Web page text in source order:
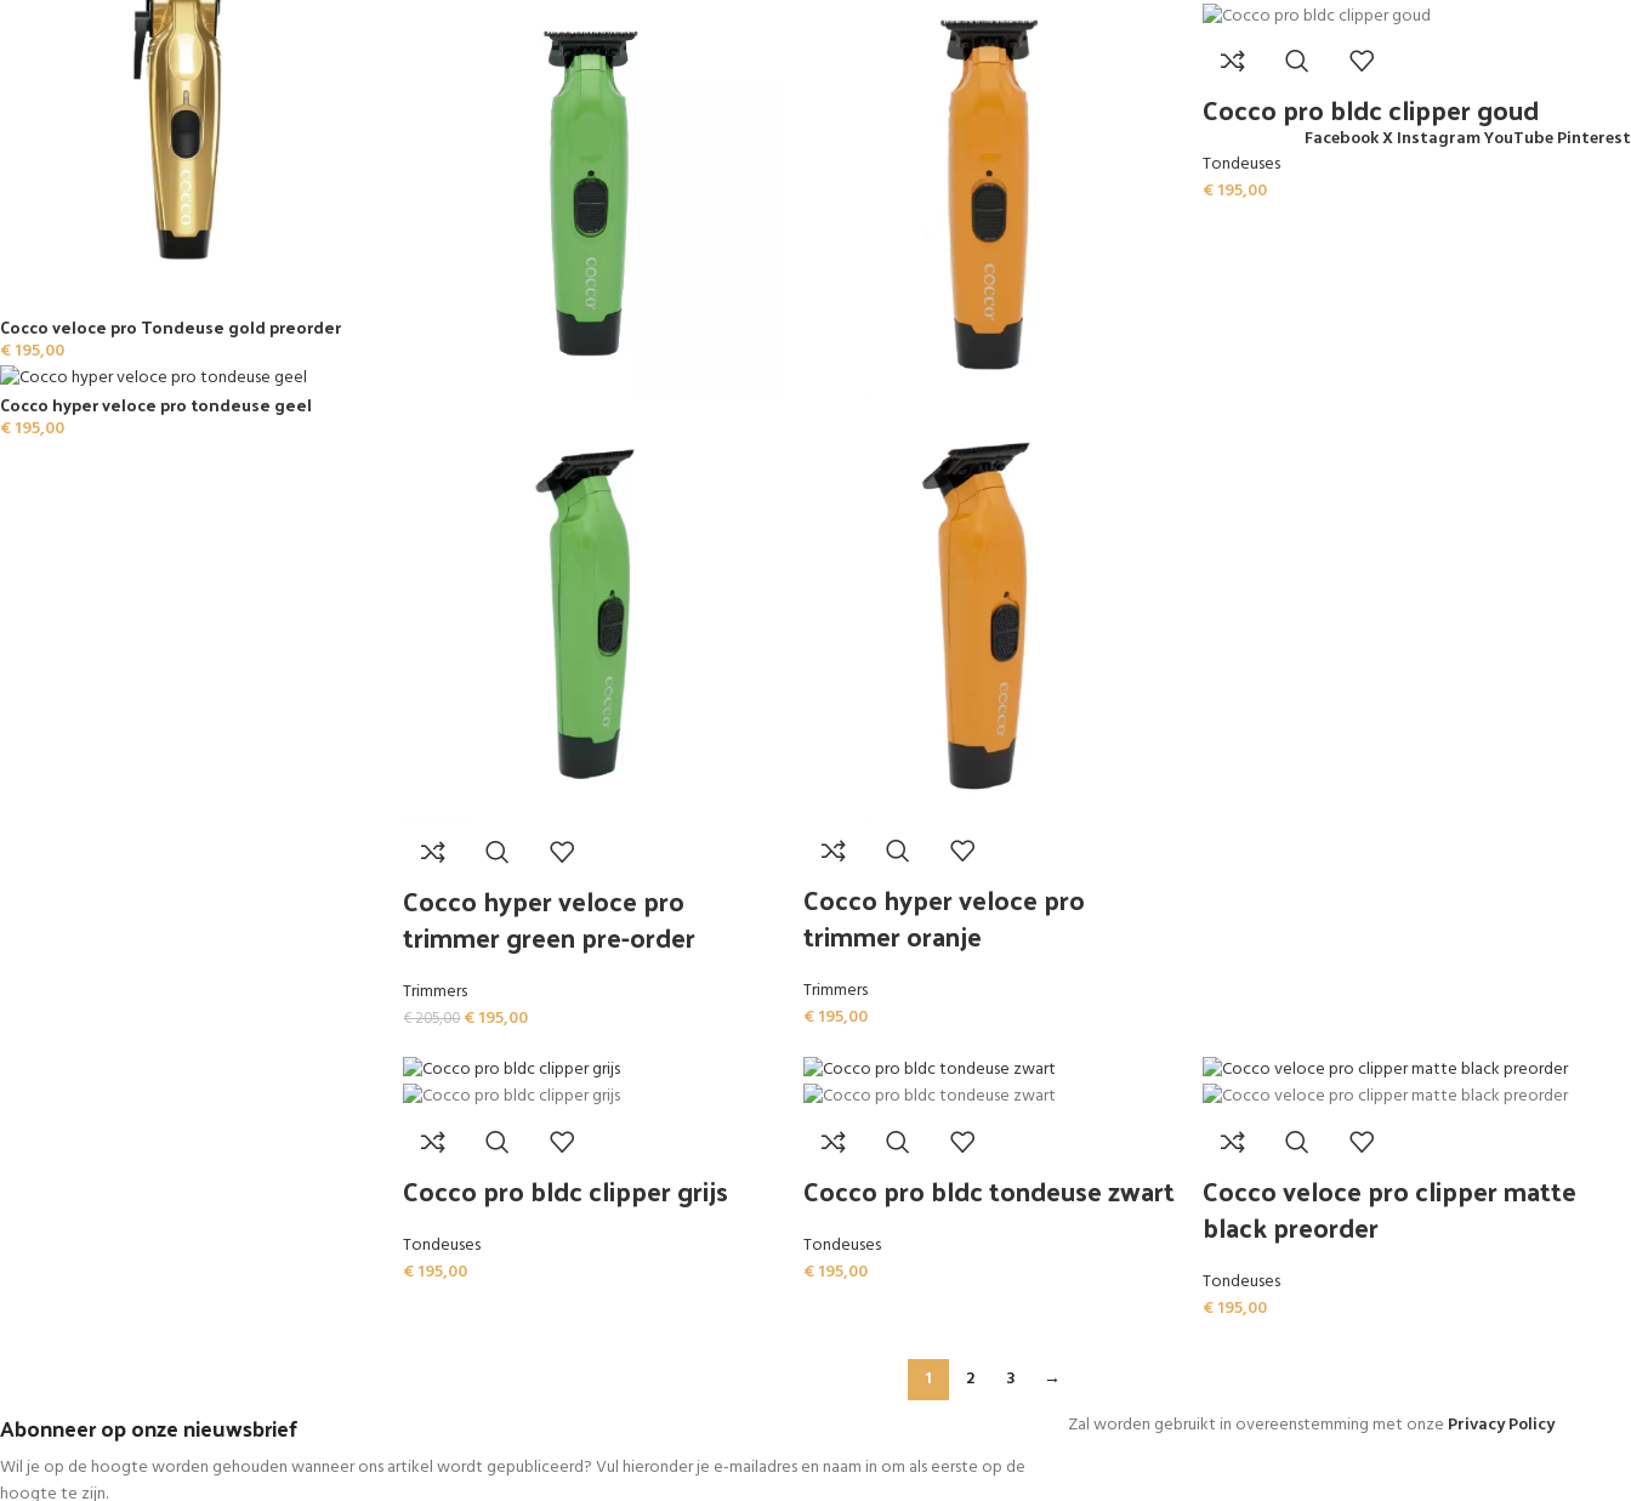
Cocco veloce pro Tondeuse gold preorder
€195,00
Cocco hyper veloce pro tondeuse geel
€195,00
Cocco hyper veloce pro
trimmer green pre-order
Trimmers
€205,00€195,00
Cocco hyper veloce pro
trimmer oranje
Trimmers
€195,00
Cocco pro bldc clipper goud
Tondeuses
€195,00
Cocco pro bldc clipper grijs
Tondeuses
€195,00
Cocco pro bldc tondeuse zwart
Tondeuses
€195,00
Cocco veloce pro clipper matte
black preorder
Tondeuses
€195,00
1 2 3 →
Abonneer op onze nieuwsbrief
Wil je op de hoogte worden gehouden wanneer ons artikel wordt gepubliceerd? Vul hieronder je e-mailadres en naam in om als eerste op de
hoogte te zijn.
Zal worden gebruikt in overeenstemming met onze Privacy Policy
FacebookXInstagramYouTubePinterest